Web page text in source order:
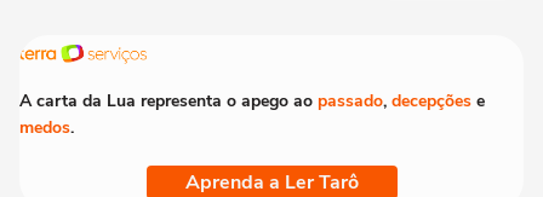
A carta da Lua representa o apego ao passado, decepções e
medos.
Aprenda a Ler Tarô